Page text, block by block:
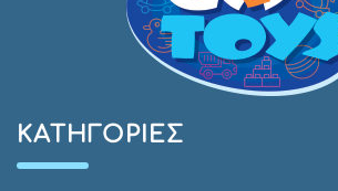
ΚΑΤΗΓΟΡΊΕΣ